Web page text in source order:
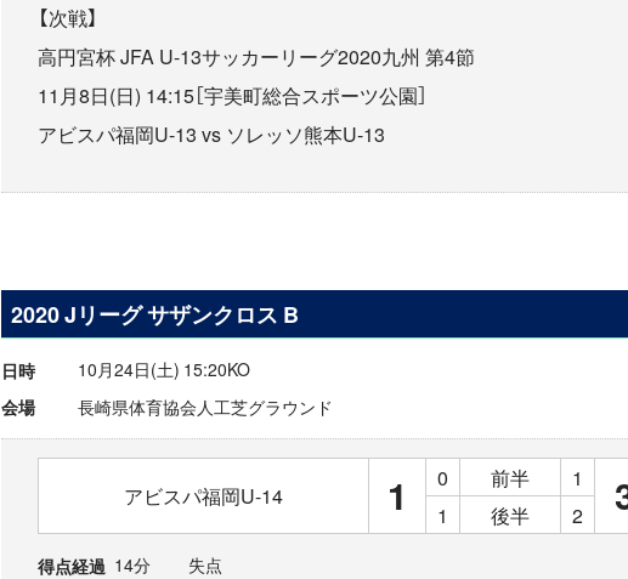
【次戦】
高円宮杯 JFA U-13サッカーリーグ2020九州 第4節
11月8日(日) 14:15［宇美町総合スポーツ公園］
アビスパ福岡U-13 vs ソレッソ熊本U-13
2020 Jリーグ サザンクロス B
日時
10月24日(土) 15:20KO
会場
長崎県体育協会人工芝グラウンド
アビスパ福岡U-14 1 0 前半 1
1 後半 2
得点経過 14分 失点